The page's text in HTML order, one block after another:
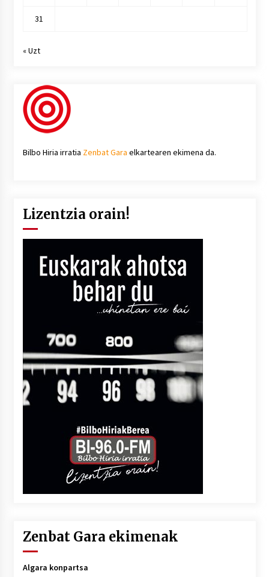
31
« Uzt
Bilbo Hiria irratia Zenbat Gara elkartearen ekimena da.
Lizentzia orain!
Zenbat Gara ekimenak
Algara konpartsa